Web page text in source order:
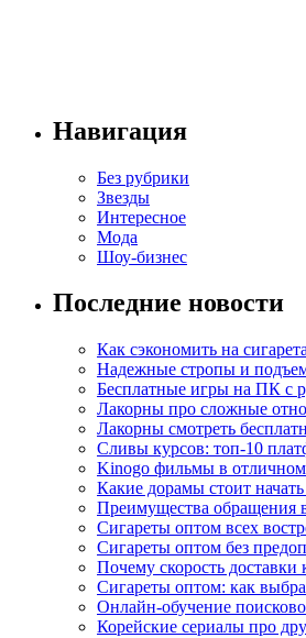
Навигация
Без рубрики
Звезды
Интересное
Мода
Шоу-бизнес
Последние новости
Как сэкономить на
Надежные стропы и
Бесплатные игры на ПК с
Лакорны про сложные
Лакорны смотреть
Сливы курсов: топ-10
Kinogo фильмы в отличном
Какие дорамы стоит начать
Преимущества обращения
Сигареты оптом всех
Сигареты оптом без
Почему скорость доставки
Сигареты оптом: как
Онлайн-обучение
Корейские сериалы про